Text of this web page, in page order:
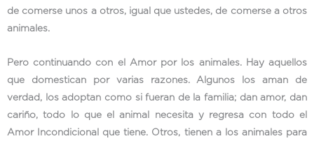
de comerse unos a otros, igual que ustedes, de comerse a otros
animales.
Pero continuando con el Amor por los animales. Hay aquellos
que domestican por varias razones. Algunos los aman de
verdad, los adoptan como si fueran de la familia; dan amor, dan
cariño, todo lo que el animal necesita y regresa con todo el
Amor Incondicional que tiene. Otros, tienen a los animales para